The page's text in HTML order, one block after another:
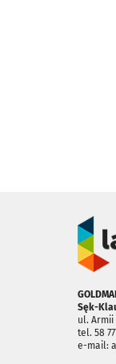
Sęk-
ul. Armii
tel. 58
e-mail: